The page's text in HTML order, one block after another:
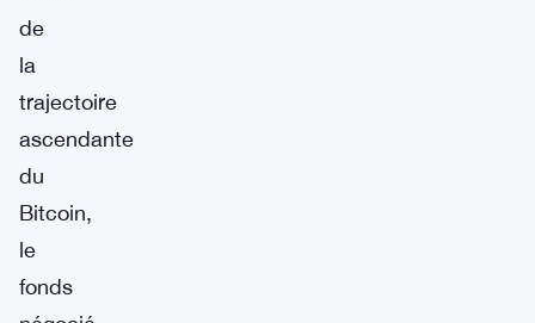
de
la
trajectoire
ascendante
du
Bitcoin,
le
fonds